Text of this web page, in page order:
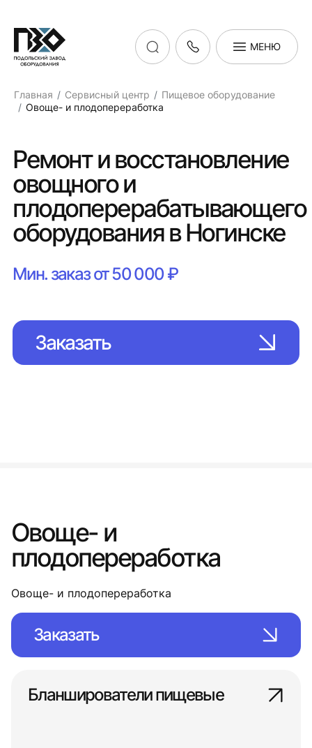
МЕНЮ
Главная Сервисный центр
Пищевое оборудование
Овоще- и плодопереработка
Ремонт и восстановление
овощного и
плодоперерабатывающего
оборудования в Ногинске
Мин. заказ от 50 000 ₽
Заказать
Овоще- и
плодопереработка
Овоще- и плодопереработка
Заказать
Бланширователи пищевые